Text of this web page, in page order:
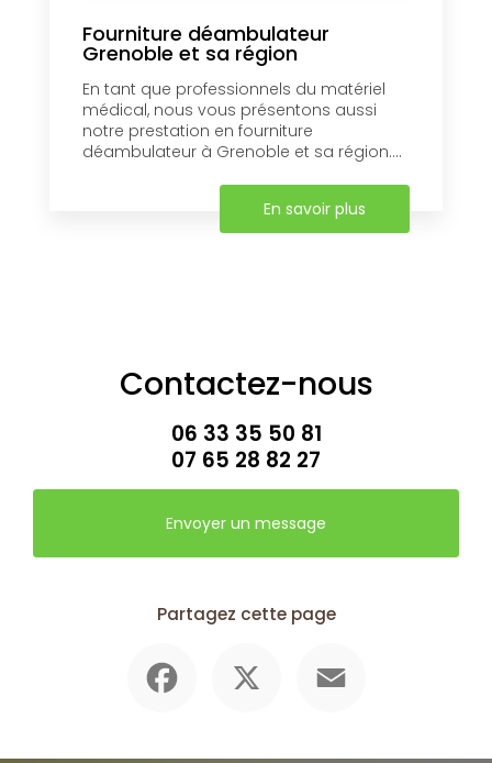
Fourniture déambulateur
Grenoble et sa région
En tant que professionnels du matériel
médical, nous vous présentons aussi
notre prestation en fourniture
déambulateur à Grenoble et sa région....
En savoir plus
Contactez-nous
06 33 35 50 81
07 65 28 82 27
Envoyer un message
Partagez cette page